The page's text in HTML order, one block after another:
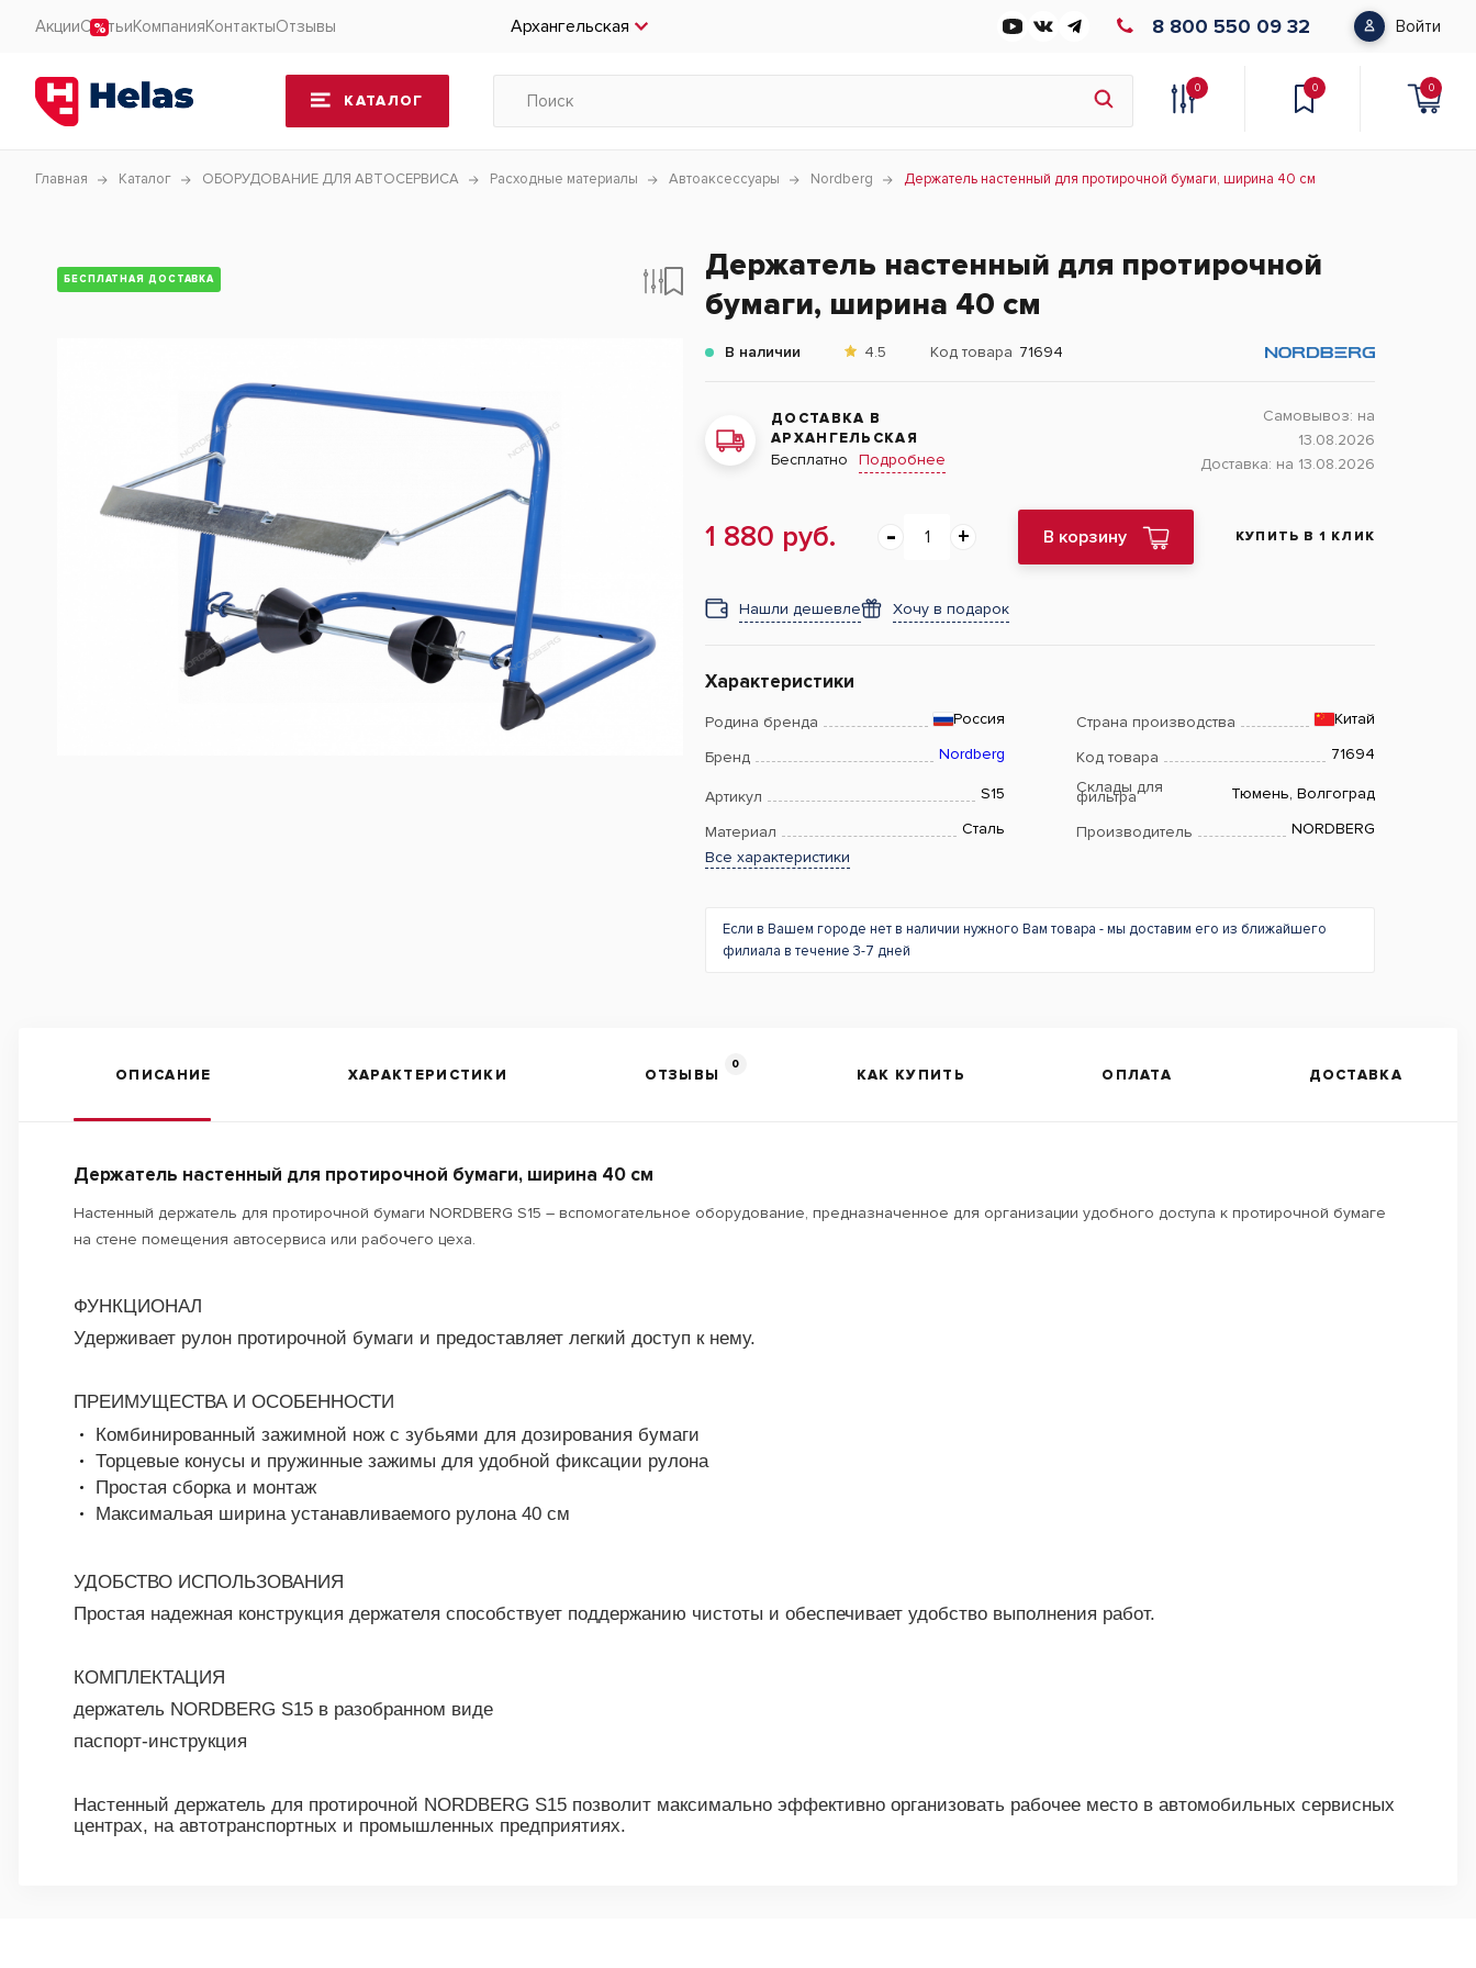
АкцииСтатьиКомпанияКонтактыОтзывы Архангельская 8 800 550 09 32 Войти
КАТАЛОГ
0 0 0
Главная Каталог ОБОРУДОВАНИЕ ДЛЯ АВТОСЕРВИСА Расходные материалы Автоаксессуары Nordberg Держатель настенный для протирочной бумаги, ширина 40 см
БЕСПЛАТНАЯ ДОСТАВКА
Держатель настенный для протирочной
бумаги, ширина 40 см
В наличии 4.5 Код товара 71694
ДОСТАВКА В
АРХАНГЕЛЬСКАЯ
Бесплатно Подробнее
Самовывоз: на
13.08.2026
Доставка: на 13.08.2026
1 880 руб. В корзину КУПИТЬ В 1 КЛИК
Нашли дешевле Хочу в подарок
Характеристики
Родина бренда Россия Страна производства Китай
Бренд Nordberg Код товара 71694
Артикул S15 Склады для
фильтра Тюмень, Волгоград
Материал Сталь Производитель
NORDBERG
Все характеристики
Если в Вашем городе нет в наличии нужного Вам товара - мы доставим его из ближайшего
филиала в течение 3-7 дней
ОПИСАНИЕ ХАРАКТЕРИСТИКИ ОТЗЫВЫ
0
КАК КУПИТЬ ОПЛАТА ДОСТАВКА
Держатель настенный для протирочной бумаги, ширина 40 см
Настенный держатель для протирочной бумаги NORDBERG S15 – вспомогательное оборудование, предназначенное для организации удобного доступа к протирочной бумаге
на стене помещения автосервиса или рабочего цеха.
ФУНКЦИОНАЛ
Удерживает рулон протирочной бумаги и предоставляет легкий доступ к нему.
ПРЕИМУЩЕСТВА И ОСОБЕННОСТИ
Комбинированный зажимной нож с зубьями для дозирования бумаги
Торцевые конусы и пружинные зажимы для удобной фиксации рулона
Простая сборка и монтаж
Максимальая ширина устанавливаемого рулона 40 см
УДОБСТВО ИСПОЛЬЗОВАНИЯ
Простая надежная конструкция держателя способствует поддержанию чистоты и обеспечивает удобство выполнения работ.
КОМПЛЕКТАЦИЯ
держатель NORDBERG S15 в разобранном виде
паспорт-инструкция
Настенный держатель для протирочной NORDBERG S15 позволит максимально эффективно организовать рабочее место в автомобильных сервисных
центрах, на автотранспортных и промышленных предприятиях.